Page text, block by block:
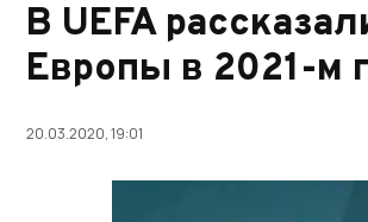
В UEFA
Европы в 2021-м
20.03.2020, 19:01